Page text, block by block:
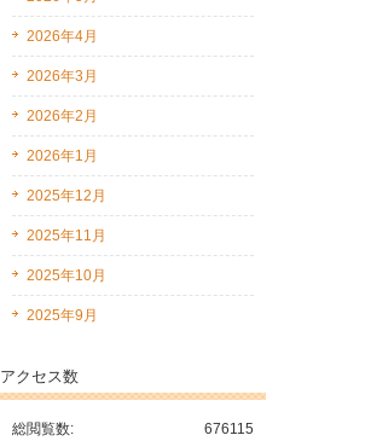
2026年4月
2026年3月
2026年2月
2026年1月
2025年12月
2025年11月
2025年10月
2025年9月
アクセス数
676115
総閲覧数: